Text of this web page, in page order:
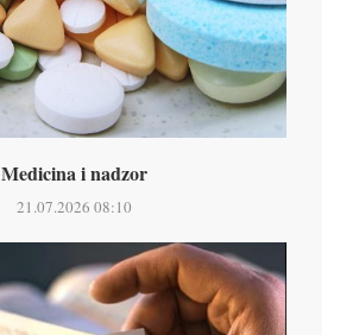
Medicina i nadzor
21.07.2026 08:10